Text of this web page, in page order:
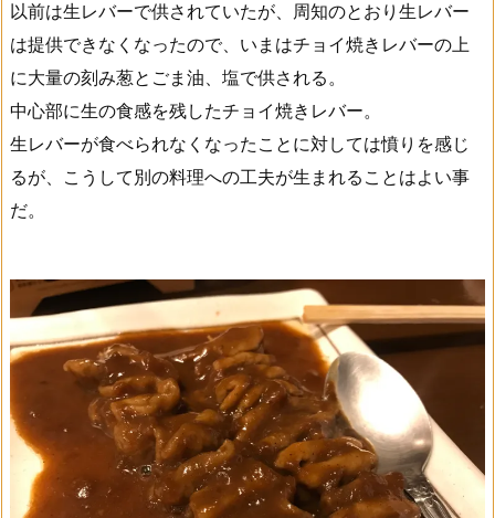
以前は生レバーで供されていたが、周知のとおり生レバー
は提供できなくなったので、いまはチョイ焼きレバーの上
に大量の刻み葱とごま油、塩で供される。
中心部に生の食感を残したチョイ焼きレバー。
生レバーが食べられなくなったことに対しては憤りを感じ
るが、こうして別の料理への工夫が生まれることはよい事
だ。